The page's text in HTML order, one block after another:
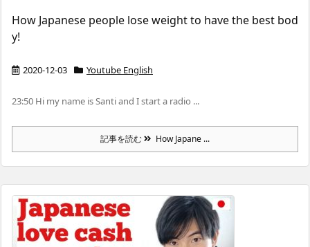
How Japanese people lose weight to have the best bod
y!
2020-12-03 Youtube English
23:50 Hi my name is Santi and I start a radio ...
記事を読む How Japane ...